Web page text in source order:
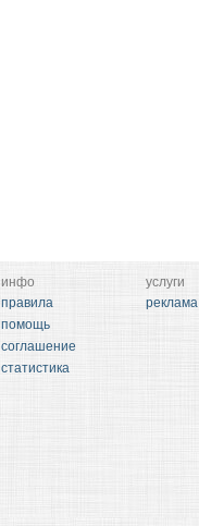
инфо
правила
помощь
соглашение
статистика
услуги
реклама